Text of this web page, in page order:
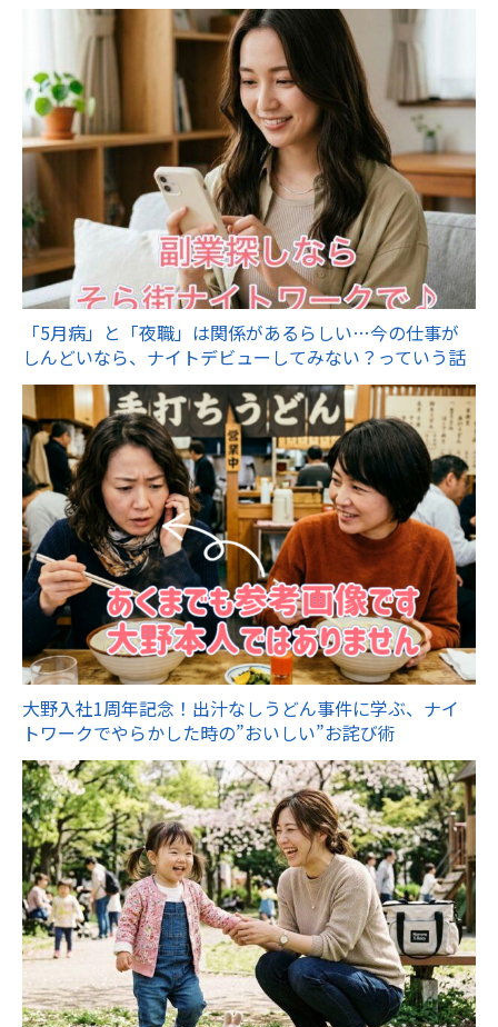
「5月病」と「夜職」は関係があるらしい…今の仕事が
しんどいなら、ナイトデビューしてみない？っていう話
大野入社1周年記念！出汁なしうどん事件に学ぶ、ナイ
トワークでやらかした時の”おいしい”お詫び術